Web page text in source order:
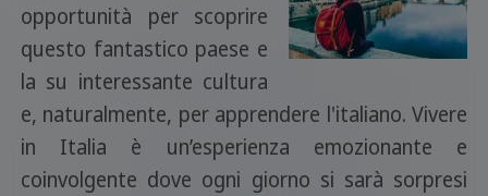
opportunità per scoprire
questo fantastico paese e
la su interessante cultura
e, naturalmente, per apprendere l'italiano. Vivere
in Italia è un’esperienza emozionante e
coinvolgente dove ogni giorno si sarà sorpresi